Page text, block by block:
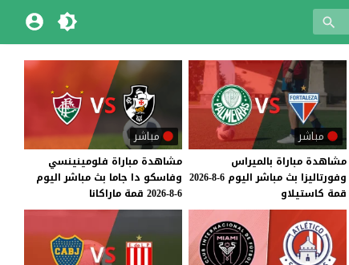
مباشر
مشاهدة مباراة بالميراس
وفورتاليزا بث مباشر اليوم 6-8-2026
قمة كاستيلاو
مباشر
مشاهدة مباراة فلومينينسي
وفاسكو دا جاما بث مباشر اليوم
6-8-2026
قمة ماراكانا